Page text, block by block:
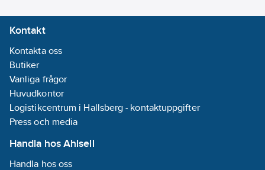
Kontakt
Kontakta oss
Butiker
Vanliga frågor
Huvudkontor
Logistikcentrum i Hallsberg - kontaktuppgifter
Press och media
Handla hos Ahlsell
Handla hos oss